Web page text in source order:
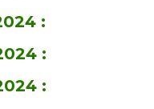
:
:
: